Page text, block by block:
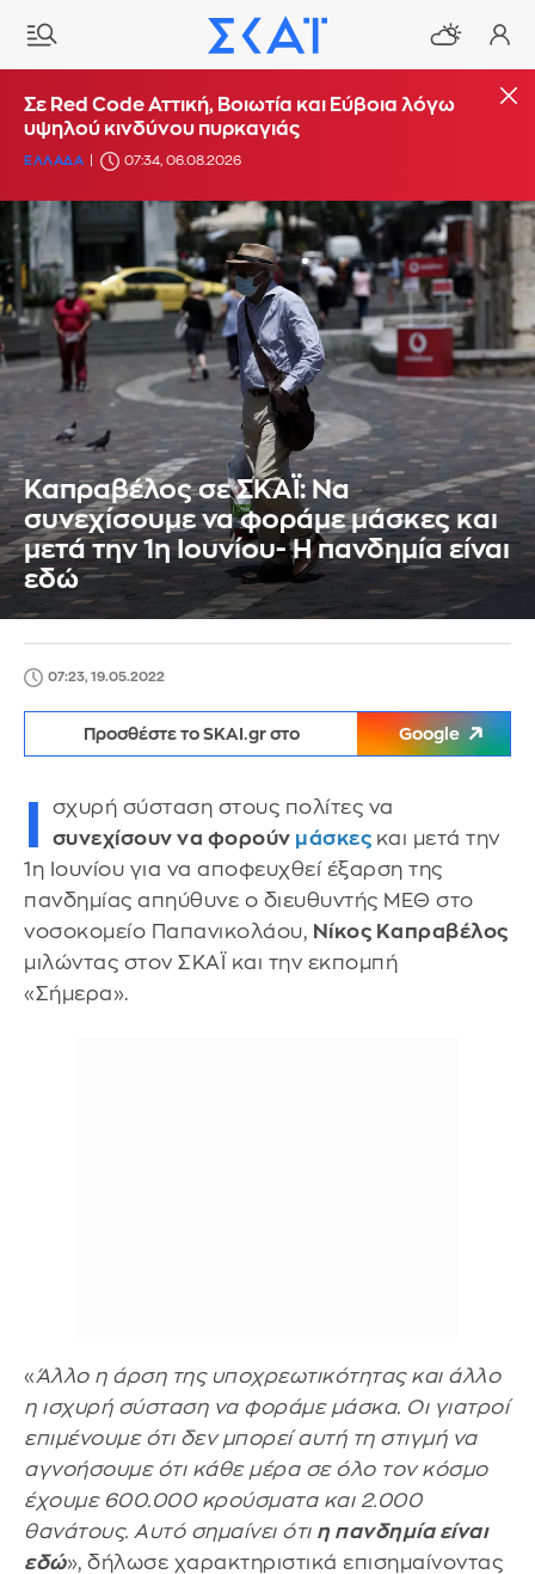
Σε Red Code Αττική, Βοιωτία και Εύβοια λόγω
υψηλού κινδύνου πυρκαγιάς
ΕΛΛΑΔΑ 07:34, 06.08.2026
Καπραβέλος σε ΣΚΑΪ: Να
συνεχίσουμε να φοράμε μάσκες και
μετά την 1η Ιουνίου- Η πανδημία είναι
εδώ
07:23, 19.05.2022
Προσθέστε το SKAI.gr στο Google
σχυρή σύσταση στους πολίτες να
συνεχίσουν να φορούν μάσκες και μετά την
1η Ιουνίου για να αποφευχθεί έξαρση της
πανδημίας απηύθυνε ο διευθυντής ΜΕΘ στο
νοσοκομείο Παπανικολάου, Νίκος Καπραβέλος
μιλώντας στον ΣΚΑΪ και την εκπομπή
«Σήμερα».
«Άλλο η άρση της υποχρεωτικότητας και άλλο
η ισχυρή σύσταση να φοράμε μάσκα. Οι γιατροί
επιμένουμε ότι δεν μπορεί αυτή τη στιγμή να
αγνοήσουμε ότι κάθε μέρα σε όλο τον κόσμο
έχουμε 600.000 κρούσματα και 2.000
θανάτους. Αυτό σημαίνει ότι η πανδημία είναι
εδώ», δήλωσε χαρακτηριστικά επισημαίνοντας